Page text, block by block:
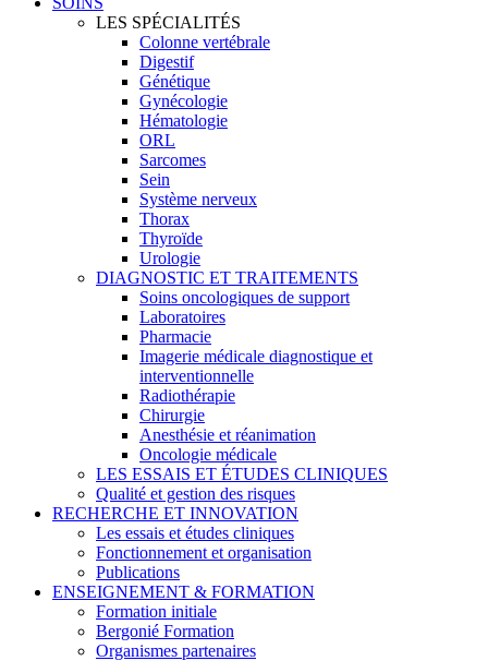
LES SPÉCIALITÉS
Colonne vertébrale
Digestif
Génétique
Gynécologie
Hématologie
ORL
Sarcomes
Sein
Système nerveux
Thorax
Thyroïde
Urologie
DIAGNOSTIC ET TRAITEMENTS
Soins oncologiques de support
Laboratoires
Pharmacie
Imagerie médicale diagnostique et
interventionnelle
Radiothérapie
Chirurgie
Anesthésie et réanimation
Oncologie médicale
LES ESSAIS ET ÉTUDES CLINIQUES
Qualité et gestion des risques
RECHERCHE ET INNOVATION
Les essais et études cliniques
Fonctionnement et organisation
Publications
ENSEIGNEMENT & FORMATION
Formation initiale
Bergonié Formation
Organismes partenaires